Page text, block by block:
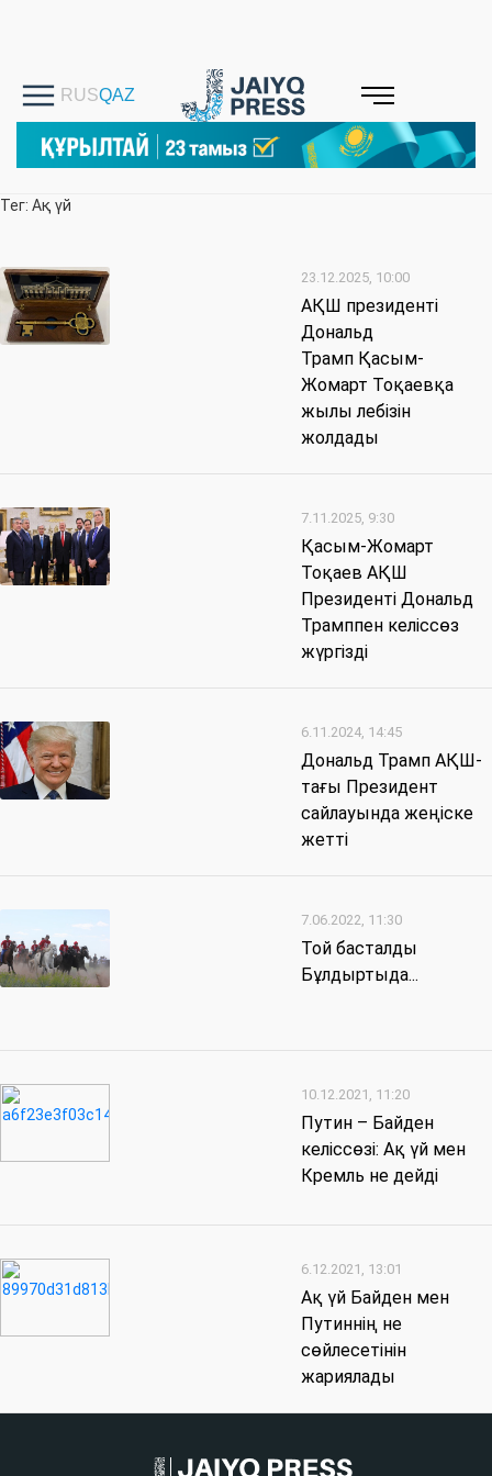
Тег: Ақ үй
23.12.2025, 10:00
АҚШ президенті
Дональд
Трамп Қасым-
Жомарт Тоқаевқа
жылы лебізін
жолдады
7.11.2025, 9:30
Қасым-Жомарт
Тоқаев АҚШ
Президенті Дональд
Трамппен келіссөз
жүргізді
6.11.2024, 14:45
Дональд Трамп АҚШ-
тағы Президент
сайлауында жеңіске
жетті
7.06.2022, 11:30
Той басталды
Бұлдыртыда...
10.12.2021, 11:20
Путин – Байден
келіссөзі: Ақ үй мен
Кремль не дейді
6.12.2021, 13:01
Ақ үй Байден мен
Путиннің не
сөйлесетінін
жариялады